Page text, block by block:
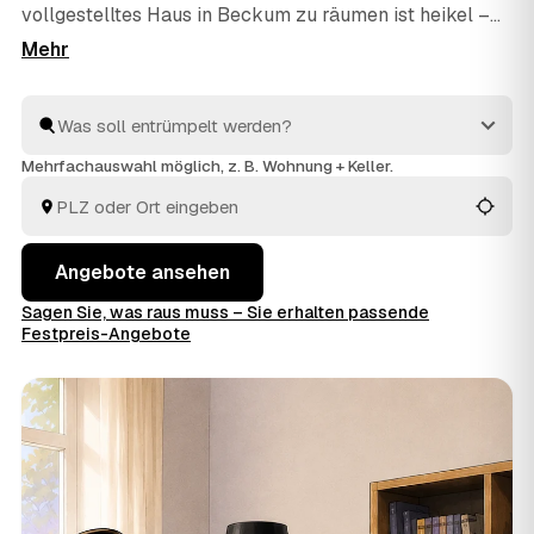
vollgestelltes Haus in Beckum zu räumen ist heikel –
und genau dafür gibt es geprüfte Profis. Über AWL
Betrieb einzeln erklären zu müssen. Die Anbieter aus
Ihrer Region räumen aus und entsorgen fachgerecht. Sie
Auftrag geben.
Mehrfachauswahl möglich, z. B. Wohnung + Keller.
Angebote ansehen
Sagen Sie, was raus muss – Sie erhalten passende
Festpreis-Angebote